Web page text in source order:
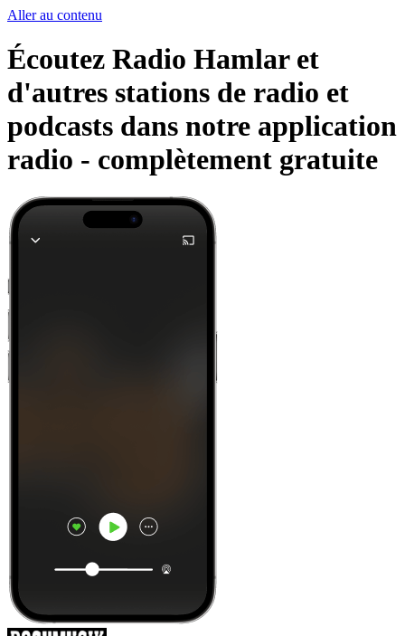
Aller au contenu
Écoutez Radio Hamlar et
d'autres stations de radio et
podcasts dans notre application
radio - complètement gratuite